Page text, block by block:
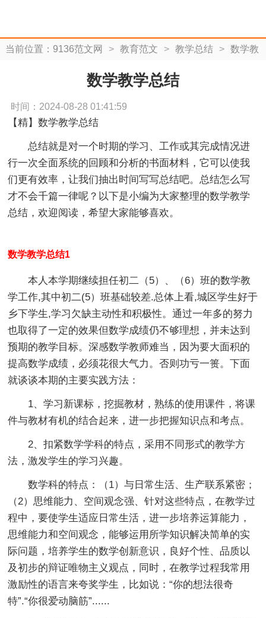
当前位置： 9136范文网 > 教育范文 > 教学总结 > 数学教
数学教学总结
时间：2024-08-28 01:41:59
【精】数学教学总结
总结就是对一个时期的学习、工作或其完成情况进
行一次全面系统的回顾和分析的书面材料，它可以使我
们更有效率，让我们抽出时间写写总结吧。总结怎么写
才不会千篇一律呢？以下是小编为大家整理的数学教学
总结，欢迎阅读，希望大家能够喜欢。
数学教学总结1
本人本学期继续担任初二（5）、（6）班的数学教
学工作,其中初二(5）班基础较差.总体上看,城区学生好于
乡下学生,学习欠缺主动性和积极性。通过一年多的努力
也取得了一定的效果但数学成绩仍不够理想，并未达到
预期的教学目标。深感数学教师难当，因为要大面积的
提高数学成绩，必须花很大气力。否则功亏一篑。下面
就谈谈本期的主要实践方法：
1、学习新课标，挖掘教材，熟练的使用课件，将课
件与教材有机的结合起来，进一步把握知识点和考点。
2、扣紧数学学科的特点，采用不同形式的教学方
法，激发学生的学习兴趣。
数学科的特点：（1）与日常生活、生产联系紧密；
（2）思维能力、空间观念强、针对这些特点，在教学过
程中，要使学生适应日常生活，进一步培养运算能力，
思维能力和空间观念，能够运用所学知识解决简单的实
际问题，培养学生的数学创新意识，良好个性、品质以
及初步的辩证唯物主义观点，同时，在教学过程我常用
激励性的语言来夸奖学生，比如说：“你的想法很奇
特”.“你很爱动脑筋”......